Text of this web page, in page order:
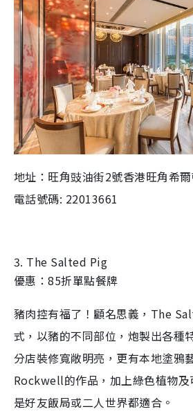
地址：旺角豉油街2號香港旺角希
電話號碼: 22013661
3. The Salted Pig
優惠：85折單點餐牌
豬肉控有福了！顧名思義，The
式，以豬的不同部位，炮製出各種
分店裝修寬敞明亮，更有本地塗鴉
Rockwell的作品，加上綠色植物
是好友飯局或二人世界都適合。